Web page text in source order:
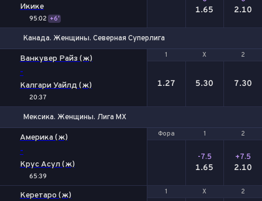
Икике
95:02 +6'
1.65 2.10
Канада. Женщины. Северная Суперлига
1 Х 2
Ванкувер Райз (ж)
-
Калгари Уайлд (ж)
20:37
1 Х 2
1.27 5.30 7.30
Мексика. Женщины. Лига МХ
Фора 1 2
Америка (ж)
-
Крус Асул (ж)
65:39
Фора 1 2
-7.5
1.65
+7.5
2.10
1 Х 2
Керетаро (ж) 1 Х 2